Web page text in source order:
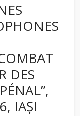
DES
IAŞI